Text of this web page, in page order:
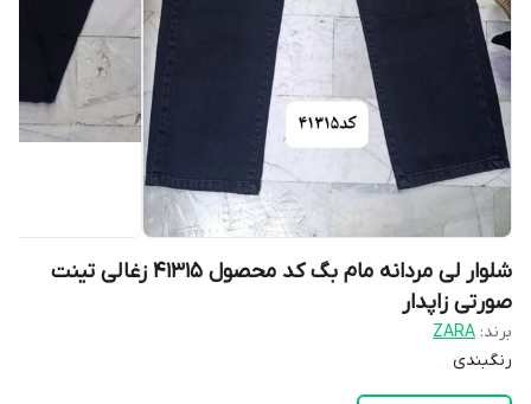
شلوار لی مردانه مام بگ کد محصول 41315 زغالی تینت
صورتی زاپدار
برند: ZARA
رنگبندی